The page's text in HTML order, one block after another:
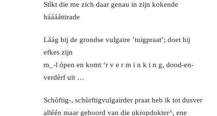
Stìkt die me zich daar genau in zijn kokende
hááááttirade
Láág bij de grondse vulgaire ’tuigpraat’; doet hij
efkes zijn
m_-l ópen en komt ‘r v e r m i n k i n g, dood-en-
verdèrf uit …
Schòftig-, schùrftigvulgairder praat heb ik tot dusver
alléén maar gehoord van die ukropdokter^, ene